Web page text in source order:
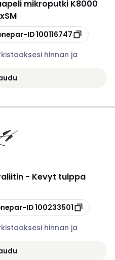
mikroputki K8000
ID100116747
hinnan ja
- Kevyt tulppa
ID100233501
hinnan ja